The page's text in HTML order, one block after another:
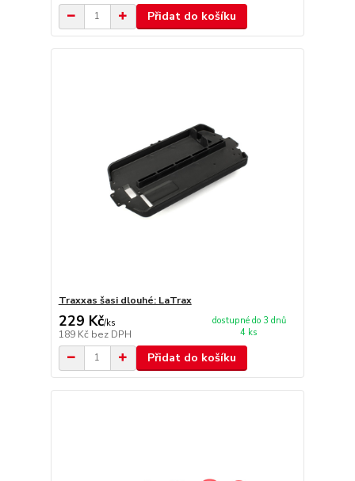
Přidat do košíku
Traxxas šasi dlouhé: LaTrax
229 Kč/ks
189 Kč bez DPH
dostupné do 3 dnů
4 ks
Přidat do košíku